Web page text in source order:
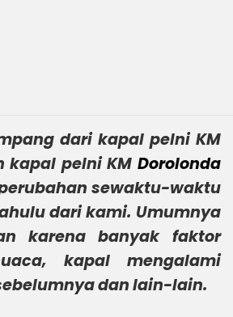
dari kapal pelni KM
kapal pelni KM Dorolonda
sewaktu-waktu
dari kami. Umumnya
karena banyak faktor
kapal mengalami
dan lain-lain.